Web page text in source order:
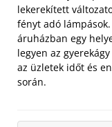
lekerekített
fényt adó
áruházban egy
legyen az
az üzletek időt és
során.